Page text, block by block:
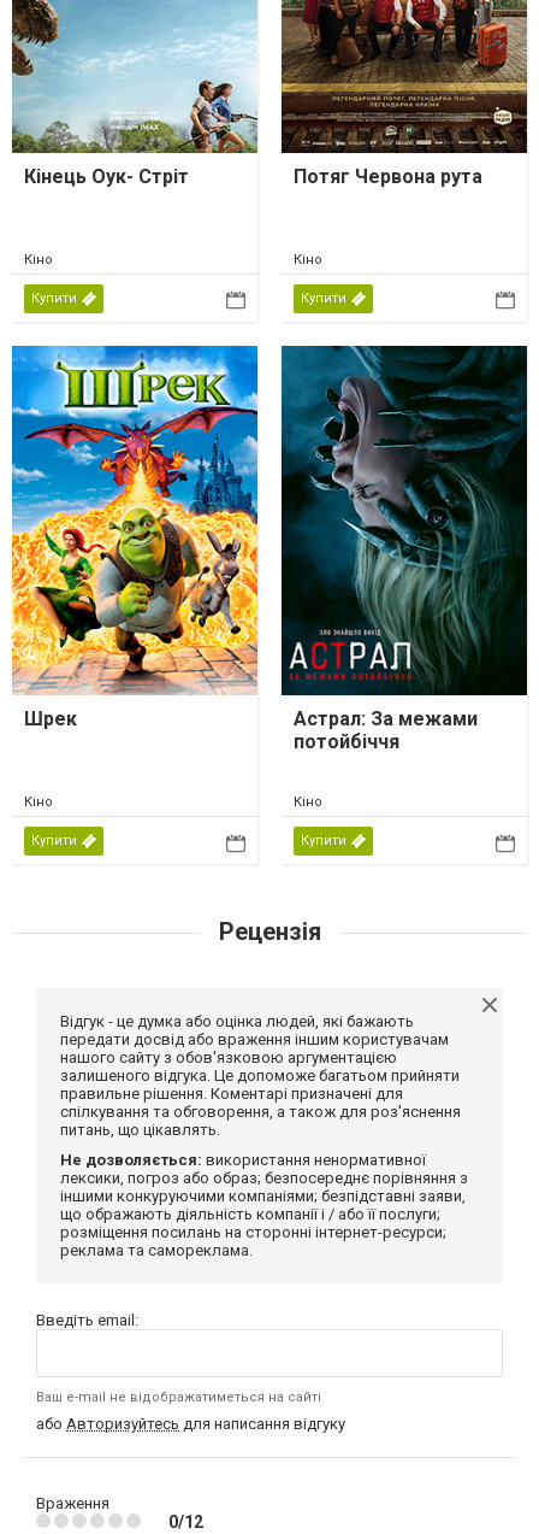
Кінець Оук- Стріт
Кіно
Купити
Потяг Червона рута
Кіно
Купити
Шрек
Кіно
Купити
Астрал: За межами
потойбіччя
Кіно
Купити
Рецензія
Відгук - це думка або оцінка людей, які бажають
передати досвід або враження іншим користувачам
нашого сайту з обов'язковою аргументацією
залишеного відгука. Це допоможе багатьом прийняти
правильне рішення. Коментарі призначені для
спілкування та обговорення, а також для роз'яснення
питань, що цікавлять.
Не дозволяється: використання ненормативної
лексики, погроз або образ; безпосереднє порівняння з
іншими конкуруючими компаніями; безпідставні заяви,
що ображають діяльність компанії і / або її послуги;
розміщення посилань на сторонні інтернет-ресурси;
реклама та самореклама.
Введіть email:
Ваш e-mail не відображатиметься на сайті
або Авторизуйтесь для написання відгуку
Враження
0/12